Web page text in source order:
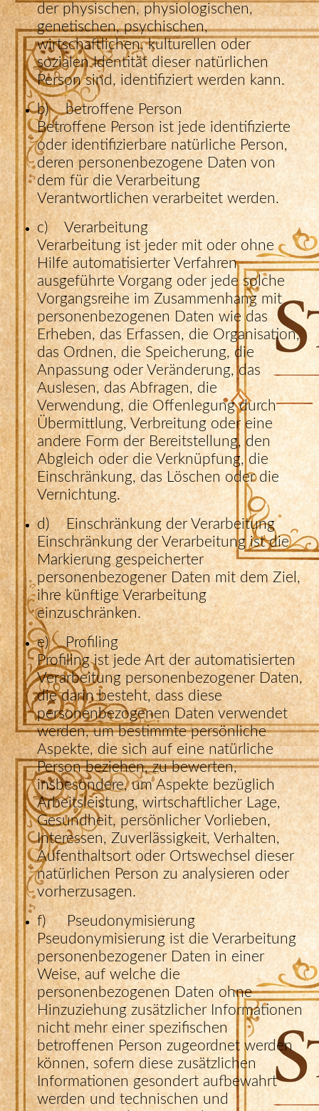
der physischen, physiologischen,
genetischen, psychischen,
wirtschaftlichen, kulturellen oder
sozialen Identität dieser natürlichen
Person sind, identifiziert werden kann.
b) betroffene Person
Betroffene Person ist jede identifizierte
oder identifizierbare natürliche Person,
deren personenbezogene Daten von
dem für die Verarbeitung
Verantwortlichen verarbeitet werden.
c) Verarbeitung
Verarbeitung ist jeder mit oder ohne
Hilfe automatisierter Verfahren
ausgeführte Vorgang oder jede solche
Vorgangsreihe im Zusammenhang mit
personenbezogenen Daten wie das
Erheben, das Erfassen, die Organisation,
das Ordnen, die Speicherung, die
Anpassung oder Veränderung, das
Auslesen, das Abfragen, die
Verwendung, die Offenlegung durch
Übermittlung, Verbreitung oder eine
andere Form der Bereitstellung, den
Abgleich oder die Verknüpfung, die
Einschränkung, das Löschen oder die
Vernichtung.
d) Einschränkung der Verarbeitung
Einschränkung der Verarbeitung ist die
Markierung gespeicherter
personenbezogener Daten mit dem Ziel,
ihre künftige Verarbeitung
einzuschränken.
e) Profiling
Profiling ist jede Art der automatisierten
Verarbeitung personenbezogener Daten,
die darin besteht, dass diese
personenbezogenen Daten verwendet
werden, um bestimmte persönliche
Aspekte, die sich auf eine natürliche
Person beziehen, zu bewerten,
insbesondere, um Aspekte bezüglich
Arbeitsleistung, wirtschaftlicher Lage,
Gesundheit, persönlicher Vorlieben,
Interessen, Zuverlässigkeit, Verhalten,
Aufenthaltsort oder Ortswechsel dieser
natürlichen Person zu analysieren oder
vorherzusagen.
f) Pseudonymisierung
Pseudonymisierung ist die Verarbeitung
personenbezogener Daten in einer
Weise, auf welche die
personenbezogenen Daten ohne
Hinzuziehung zusätzlicher Informationen
nicht mehr einer spezifischen
betroffenen Person zugeordnet werden
können, sofern diese zusätzlichen
Informationen gesondert aufbewahrt
werden und technischen und